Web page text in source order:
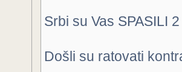
Srbi su Vas SPASILI
Došli su ratovati